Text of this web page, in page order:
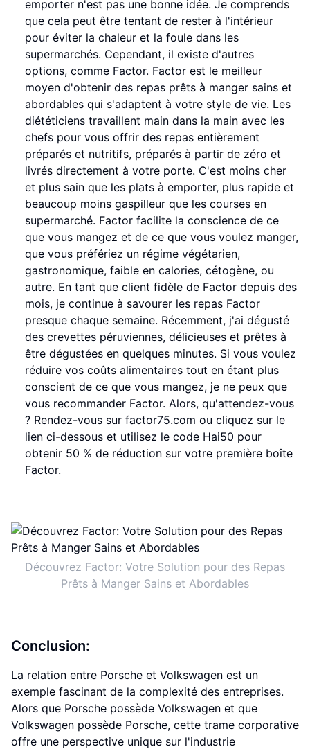
emporter n'est pas une bonne idée. Je comprends
que cela peut être tentant de rester à l'intérieur
pour éviter la chaleur et la foule dans les
supermarchés. Cependant, il existe d'autres
options, comme Factor. Factor est le meilleur
moyen d'obtenir des repas prêts à manger sains et
abordables qui s'adaptent à votre style de vie. Les
diététiciens travaillent main dans la main avec les
chefs pour vous offrir des repas entièrement
préparés et nutritifs, préparés à partir de zéro et
livrés directement à votre porte. C'est moins cher
et plus sain que les plats à emporter, plus rapide et
beaucoup moins gaspilleur que les courses en
supermarché. Factor facilite la conscience de ce
que vous mangez et de ce que vous voulez manger,
que vous préfériez un régime végétarien,
gastronomique, faible en calories, cétogène, ou
autre. En tant que client fidèle de Factor depuis des
mois, je continue à savourer les repas Factor
presque chaque semaine. Récemment, j'ai dégusté
des crevettes péruviennes, délicieuses et prêtes à
être dégustées en quelques minutes. Si vous voulez
réduire vos coûts alimentaires tout en étant plus
conscient de ce que vous mangez, je ne peux que
vous recommander Factor. Alors, qu'attendez-vous
? Rendez-vous sur factor75.com ou cliquez sur le
lien ci-dessous et utilisez le code Hai50 pour
obtenir 50 % de réduction sur votre première boîte
Factor.
Découvrez Factor: Votre Solution pour des Repas
Prêts à Manger Sains et Abordables
Conclusion:
La relation entre Porsche et Volkswagen est un
exemple fascinant de la complexité des entreprises.
Alors que Porsche possède Volkswagen et que
Volkswagen possède Porsche, cette trame corporative
offre une perspective unique sur l'industrie